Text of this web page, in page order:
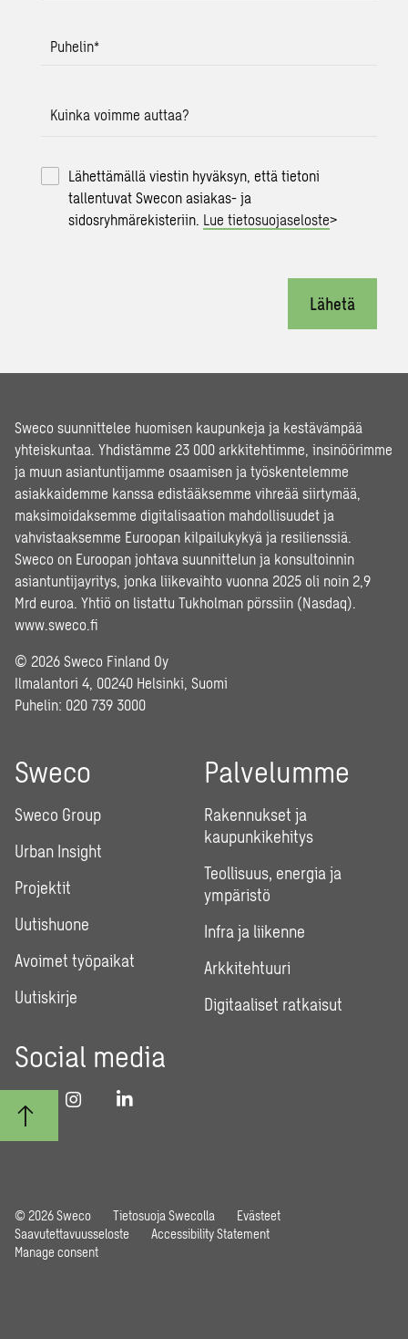
Puhelin*
Kuinka voimme auttaa?
Lähettämällä viestin hyväksyn, että tietoni
tallentuvat Swecon asiakas- ja
sidosryhmärekisteriin. Lue tietosuojaseloste>
Lähetä
Sweco suunnittelee huomisen kaupunkeja ja kestävämpää
yhteiskuntaa. Yhdistämme 23 000 arkkitehtimme, insinöörimme
ja muun asiantuntijamme osaamisen ja työskentelemme
asiakkaidemme kanssa edistääksemme vihreää siirtymää,
maksimoidaksemme digitalisaation mahdollisuudet ja
vahvistaaksemme Euroopan kilpailukykyä ja resilienssiä.
Sweco on Euroopan johtava suunnittelun ja konsultoinnin
asiantuntijayritys, jonka liikevaihto vuonna 2025 oli noin 2,9
Mrd euroa. Yhtiö on listattu Tukholman pörssiin (Nasdaq).
www.sweco.fi
© 2026 Sweco Finland Oy
Ilmalantori 4, 00240 Helsinki, Suomi
Puhelin: 020 739 3000
Sweco
Sweco Group
Urban Insight
Projektit
Uutishuone
Avoimet työpaikat
Uutiskirje
Palvelumme
Rakennukset ja
kaupunkikehitys
Teollisuus, energia ja
ympäristö
Infra ja liikenne
Arkkitehtuuri
Digitaaliset ratkaisut
Social media
© 2026 Sweco Tietosuoja Swecolla
Evästeet
Saavutettavuusseloste
Accessibility Statement
Manage consent